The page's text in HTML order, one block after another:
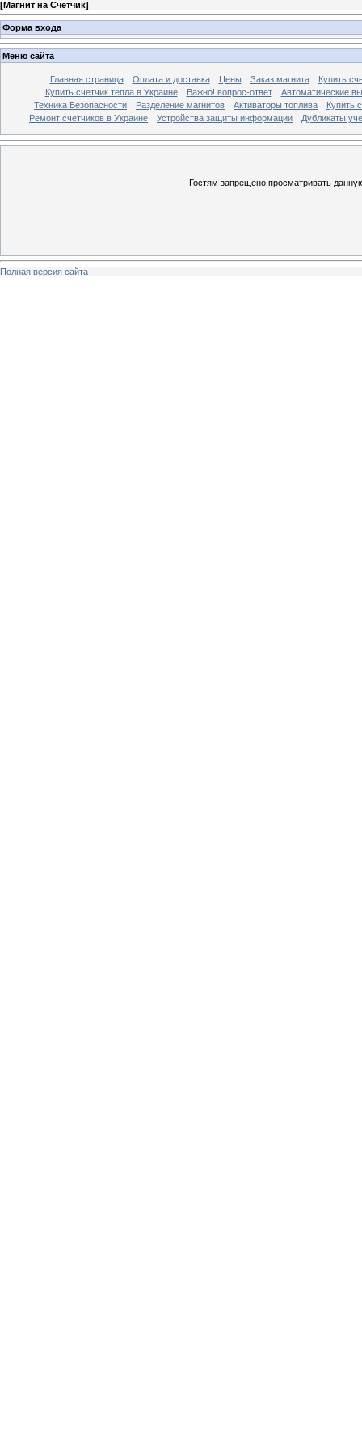
[Магнит на Счетчик]
Форма входа
Меню сайта
Главная страница Оплата и доставка Цены Заказ магнита
Купить
Купить счетчик тепла в Украине
Важно! вопрос-ответ
Автоматические
Техника Безопасности
Разделение магнитов Активаторы топлива
Купить
Ремонт счетчиков в Украине
Устройства защиты информации Дубликаты
Гостям запрещено просматривать
Полная версия сайта